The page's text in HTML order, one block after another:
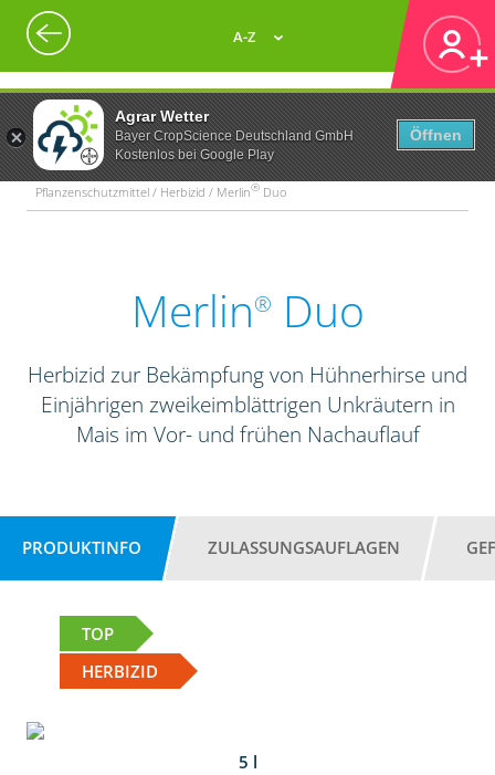
Agrar Wetter
Bayer CropScience Deutschland GmbH
Kostenlos bei Google Play
Öffnen
A-Z
Pflanzenschutzmittel / Herbizid / Merlin® Duo
Merlin® Duo
Herbizid zur Bekämpfung von Hühnerhirse und
Einjährigen zweikeimblättrigen Unkräutern in
Mais im Vor- und frühen Nachauflauf
PRODUKTINFO ZULASSUNGSAUFLAGEN
TOP
HERBIZID
5 l